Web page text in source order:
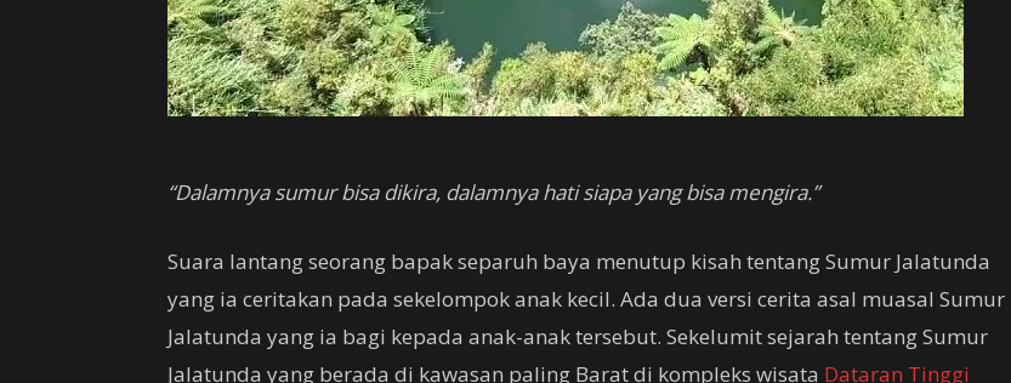
“Dalamnya sumur bisa dikira, dalamnya hati siapa yang bisa mengira.”
Suara lantang seorang bapak separuh baya menutup kisah tentang Sumur Jalatunda
yang ia ceritakan pada sekelompok anak kecil. Ada dua versi cerita asal muasal Sumur
Jalatunda yang ia bagi kepada anak-anak tersebut. Sekelumit sejarah tentang Sumur
Jalatunda yang berada di kawasan paling Barat di kompleks wisata Dataran Tinggi